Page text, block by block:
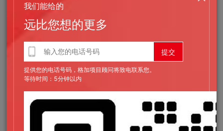
采用中性色调（如蓝、白、绿），避免过度花哨的设计，传递洁
净、可以靠感。
使用高质量医学相关图片（如医生团队、医疗设备），但避免可
以能引发焦虑的视觉元素（如血腥画面）。
我们能给的
远比您想的更多
提供您的电话号码，格加项目顾问将致电联系您。
等待时间：5分钟以内